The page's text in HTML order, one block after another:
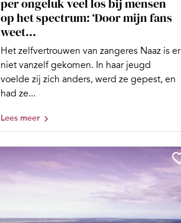
per ongeluk veel los bij mensen
op het spectrum: ‘Door mijn fans
weet...
Het zelfvertrouwen van zangeres Naaz is er
niet vanzelf gekomen. In haar jeugd
voelde zij zich anders, werd ze gepest, en
had ze...
Lees meer